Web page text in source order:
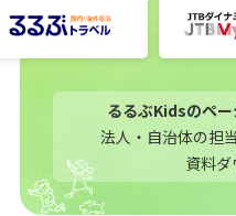
るるぶKidsのペ
法人・自治体の担
資料ダ